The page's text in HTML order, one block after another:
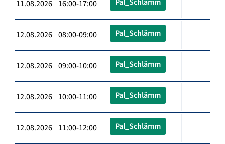
11.08.2026 16:00-17:00
12.08.2026 08:00-09:00 Pal_Schlämm
12.08.2026 09:00-10:00 Pal_Schlämm
12.08.2026 10:00-11:00 Pal_Schlämm
12.08.2026 11:00-12:00 Pal_Schlämm